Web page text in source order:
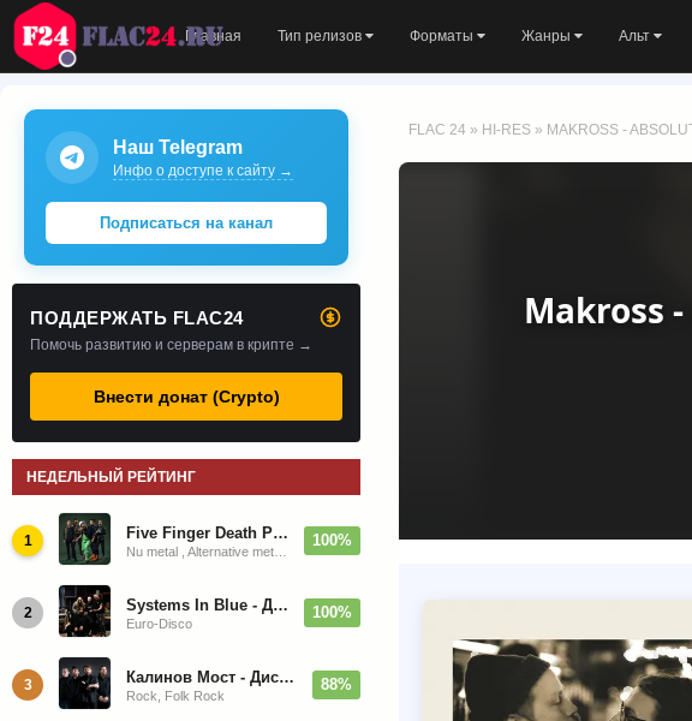
Главная Тип релизов Форматы Жанры Альт
FLAC 24 » HI-RES » MAKROSS -
Makross
Наш Telegram
Инфо о доступе к сайту →
Подписаться на канал
ПОДДЕРЖАТЬ FLAC24
Помочь развитию и серверам в крипте →
Внести донат (Crypto)
НЕДЕЛЬНЫЙ РЕЙТИНГ
1 Five Finger Death Punch - Дискография (2008-2026) 100%
2 Systems In Blue - Дискография (2020-2026)
Euro-Disco
100%
3 Калинов Мост - Дискография (1986-2026)
Rock, Folk Rock
88%